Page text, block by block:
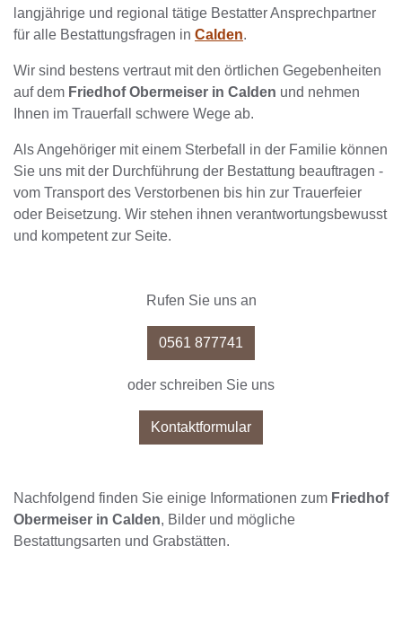
langjährige und regional tätige Bestatter Ansprechpartner
für alle Bestattungsfragen in Calden.
Wir sind bestens vertraut mit den örtlichen Gegebenheiten
auf dem Friedhof Obermeiser in Calden und nehmen
Ihnen im Trauerfall schwere Wege ab.
Als Angehöriger mit einem Sterbefall in der Familie können
Sie uns mit der Durchführung der Bestattung beauftragen -
vom Transport des Verstorbenen bis hin zur Trauerfeier
oder Beisetzung. Wir stehen ihnen verantwortungsbewusst
und kompetent zur Seite.
Rufen Sie uns an
0561 877741
oder schreiben Sie uns
Kontaktformular
Nachfolgend finden Sie einige Informationen zum Friedhof
Obermeiser in Calden, Bilder und mögliche
Bestattungsarten und Grabstätten.